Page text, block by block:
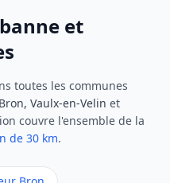
et
toutes les communes
Vaulx-en-Velin et
couvre l'ensemble de la
de 30 km.